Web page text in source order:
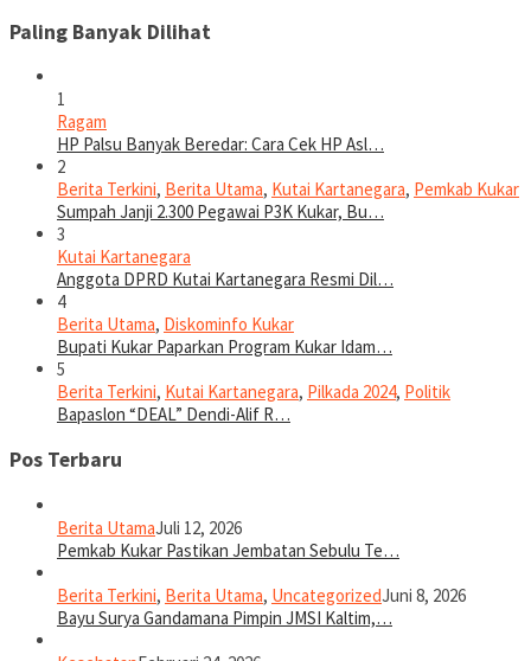
Paling Banyak Dilihat
1
Ragam
HP Palsu Banyak Beredar: Cara Cek HP Asl…
2
Berita Terkini, Berita Utama, Kutai Kartanegara, Pemkab Kukar
Sumpah Janji 2.300 Pegawai P3K Kukar, Bu…
3
Kutai Kartanegara
Anggota DPRD Kutai Kartanegara Resmi Dil…
4
Berita Utama, Diskominfo Kukar
Bupati Kukar Paparkan Program Kukar Idam…
5
Berita Terkini, Kutai Kartanegara, Pilkada 2024, Politik
Bapaslon “DEAL” Dendi-Alif R…
Pos Terbaru
Berita UtamaJuli 12, 2026
Pemkab Kukar Pastikan Jembatan Sebulu Te…
Berita Terkini, Berita Utama, UncategorizedJuni 8, 2026
Bayu Surya Gandamana Pimpin JMSI Kaltim,…